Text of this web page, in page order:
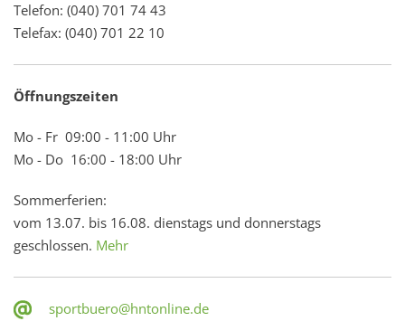
Telefon: (040) 701 74 43
Telefax: (040) 701 22 10
Öffnungszeiten
Mo - Fr 09:00 - 11:00 Uhr
Mo - Do 16:00 - 18:00 Uhr
Sommerferien:
vom 13.07. bis 16.08. dienstags und donnerstags
geschlossen. Mehr
sportbuero@hntonline.de